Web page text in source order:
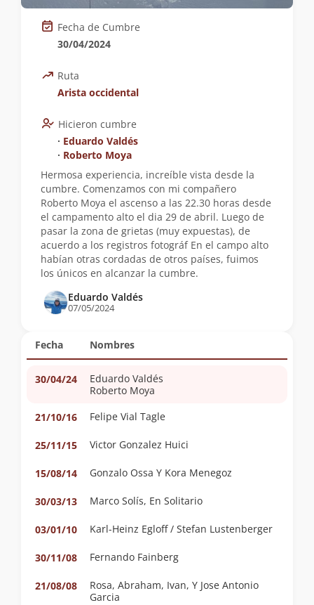
Fecha Nombres
30/04/24
Eduardo Valdés
Roberto Moya
21/10/16
Felipe Vial Tagle
25/11/15 Victor Gonzalez Huici
15/08/14 Gonzalo Ossa Y Kora Menegoz
30/03/13 Marco Solís, En Solitario
03/01/10 Karl-Heinz Egloff / Stefan Lustenberger
30/11/08 Fernando Fainberg
21/08/08
Rosa, Abraham, Ivan, Y Jose Antonio
Garcia
Fecha de Cumbre
30/04/2024
Ruta
Arista occidental
Hicieron cumbre
∙ Eduardo Valdés
∙ Roberto Moya
Hermosa experiencia, increíble vista desde la
cumbre. Comenzamos con mi compañero
Roberto Moya el ascenso a las 22.30 horas desde
el campamento alto el dia 29 de abril. Luego de
pasar la zona de grietas (muy expuestas), de
acuerdo a los registros fotográf En el campo alto
habían otras cordadas de otros países, fuimos
los únicos en alcanzar la cumbre.
Eduardo Valdés
07/05/2024